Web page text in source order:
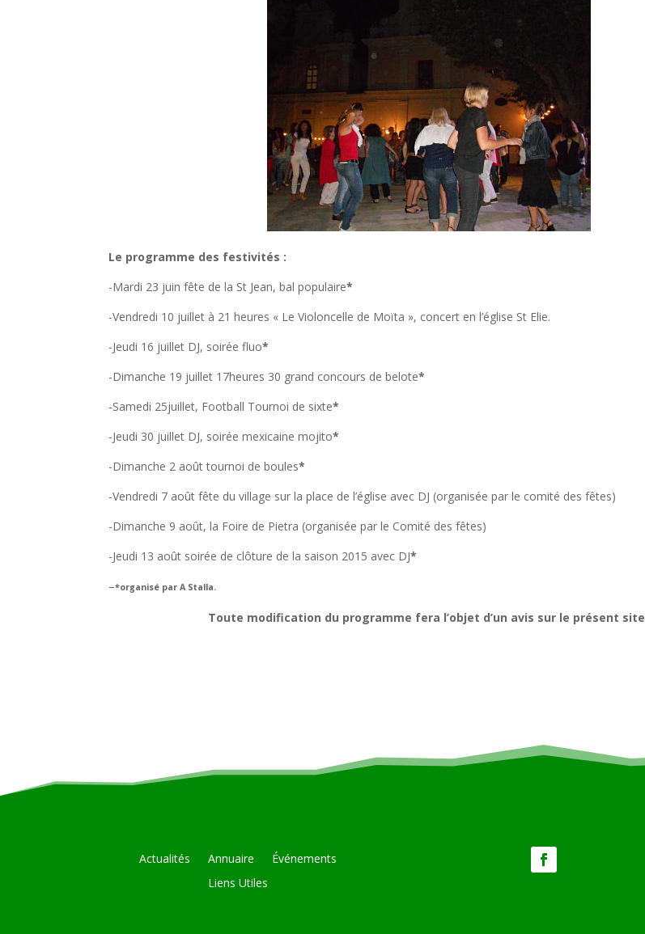
Le programme des festivités :
-Mardi 23 juin fête de la St Jean, bal populaire*
-Vendredi 10 juillet à 21 heures « Le Violoncelle de Moïta », concert en l’église St Elie.
-Jeudi 16 juillet DJ, soirée fluo*
-Dimanche 19 juillet 17heures 30 grand concours de belote*
-Samedi 25juillet, Football Tournoi de sixte*
-Jeudi 30 juillet DJ, soirée mexicaine mojito*
-Dimanche 2 août tournoi de boules*
-Vendredi 7 août fête du village sur la place de l’église avec DJ (organisée par le comité des fêtes)
-Dimanche 9 août, la Foire de Pietra (organisée par le Comité des fêtes)
-Jeudi 13 août soirée de clôture de la saison 2015 avec DJ*
–*organisé par A Stalla.
Toute modification du programme fera l’objet d’un avis sur le présent site
Actualités Annuaire
Événements
Liens Utiles